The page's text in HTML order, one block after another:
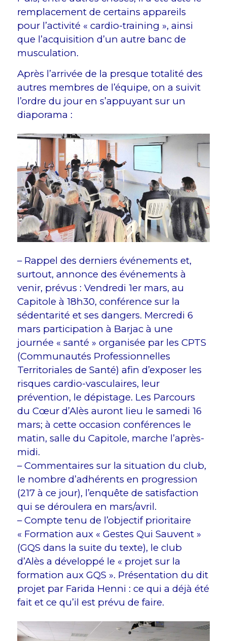
remplacement de certains appareils
pour l’activité « cardio-training », ainsi
que l’acquisition d’un autre banc de
musculation.
Après l’arrivée de la presque totalité des
autres membres de l’équipe, on a suivit
l’ordre du jour en s’appuyant sur un
diaporama :
– Rappel des derniers événements et,
surtout, annonce des événements à
venir, prévus : Vendredi 1er mars, au
Capitole à 18h30, conférence sur la
sédentarité et ses dangers. Mercredi 6
mars participation à Barjac à une
journée « santé » organisée par les CPTS
(Communautés Professionnelles
Territoriales de Santé) afin d’exposer les
risques cardio-vasculaires, leur
prévention, le dépistage. Les Parcours
du Cœur d’Alès auront lieu le samedi 16
mars; à cette occasion conférences le
matin, salle du Capitole, marche l’après-
midi.
– Commentaires sur la situation du club,
le nombre d’adhérents en progression
(217 à ce jour), l’enquête de satisfaction
qui se déroulera en mars/avril.
– Compte tenu de l’objectif prioritaire
« Formation aux « Gestes Qui Sauvent »
(GQS dans la suite du texte), le club
d’Alès a développé le « projet sur la
formation aux GQS ». Présentation du dit
projet par Farida Henni : ce qui a déjà été
fait et ce qu’il est prévu de faire.